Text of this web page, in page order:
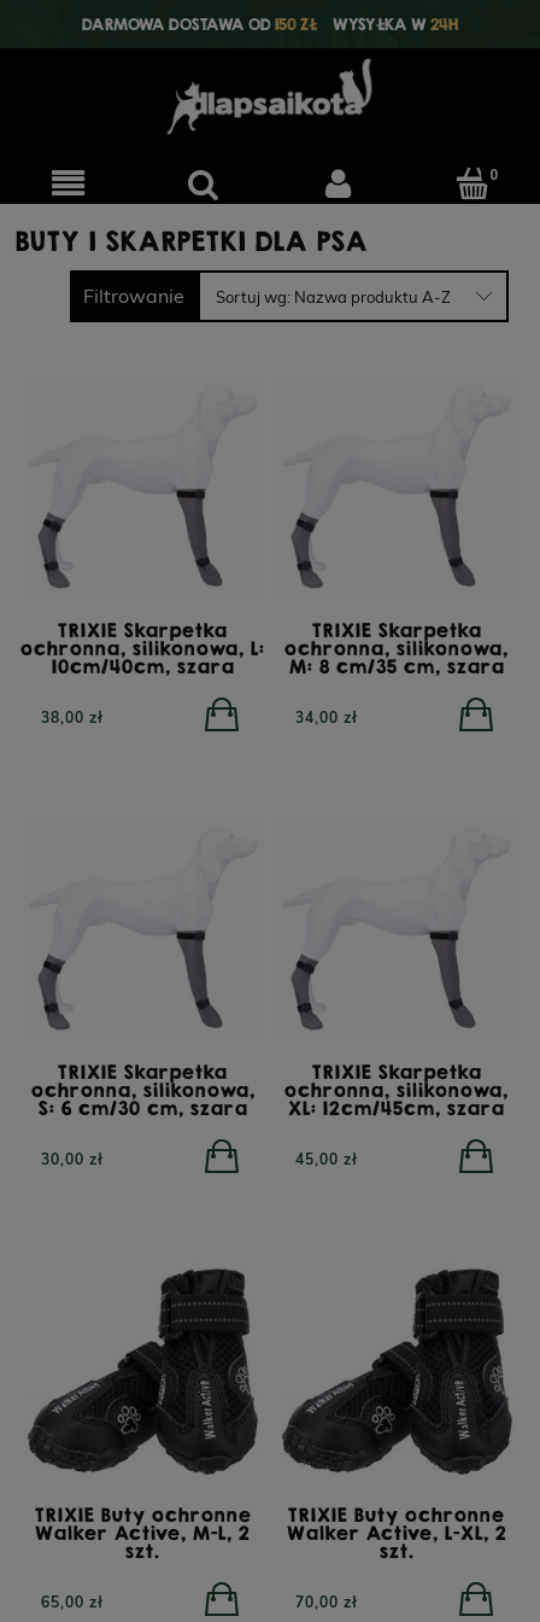
DARMOWA DOSTAWA OD150 ZŁ WYSYŁKA W24H
Fresh Pressed
tłoczona na zimno
dla dorosłych
YORA All Breed
bezzbożowa sucha
karma dla psów z
BUTY I SKARPETKI DLA PSA
Filtrowanie Sortuj wg: Nazwa produktu A-Z
TRIXIE Skarpetka
ochronna, silikonowa, L:
10cm/40cm, szara
38,00 zł
TRIXIE Skarpetka
ochronna, silikonowa,
M: 8 cm/35 cm, szara
34,00 zł
TRIXIE Skarpetka
ochronna, silikonowa,
S: 6 cm/30 cm, szara
30,00 zł
TRIXIE Skarpetka
ochronna, silikonowa,
XL: 12cm/45cm, szara
45,00 zł
TRIXIE Buty ochronne
Walker Active, M-L, 2
szt.
65,00 zł
TRIXIE Buty ochronne
Walker Active, L-XL, 2
szt.
70,00 zł